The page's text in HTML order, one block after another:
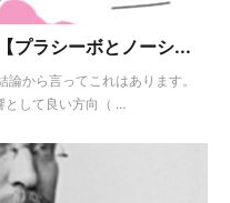
プラシーボとノーシ...
から言ってこれはあります。
して良い方向（ ...